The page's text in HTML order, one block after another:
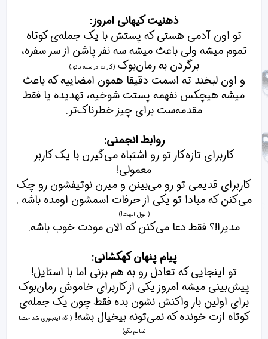
ذهنیت کیهانی امروز:
تو اون آدمی هستی که پستش با یک جمله‌ی کوتاه
تموم میشه ولی باعث میشه سه نفر پاشن از سر سفره،
برگردن به رمان‌بوک(کارت درسته بانو!)
و اون لبخند ته اسمت دقیقا همون امضاییه که باعث
میشه هیچکس نفهمه پستت شوخیه، تهدیده یا فقط
مقدمه‌ست برای چیز خطرناک‌تر.
روابط انجمنی:
کاربرای تازه‌کار تو رو اشتباه می‌گیرن با یک کاربر
معمولی!
کاربرای قدیمی تو رو می‌بینن و میرن نوتیفشون رو چک
می‌کنن که مبادا تو یکی از حرفات اسمشون اومده باشه .
(ایول ابهت!)
مدیرا!؟ فقط دعا می‌کنن که الان مودت خوب باشه.
پیام پنهان کهکشانی:
تو اینجایی که تعادل رو به هم بزنی اما با استایل!
پیش‌بینی میشه امروز یکی از کاربرای خاموش رمان‌بوک
برای اولین بار واکنش نشون بده فقط چون یک جمله‌ی
کوتاه ازت خونده که نمی‌تونه بیخیال بشه!(اگه اینجوری شد حتما
نمایم بگو)